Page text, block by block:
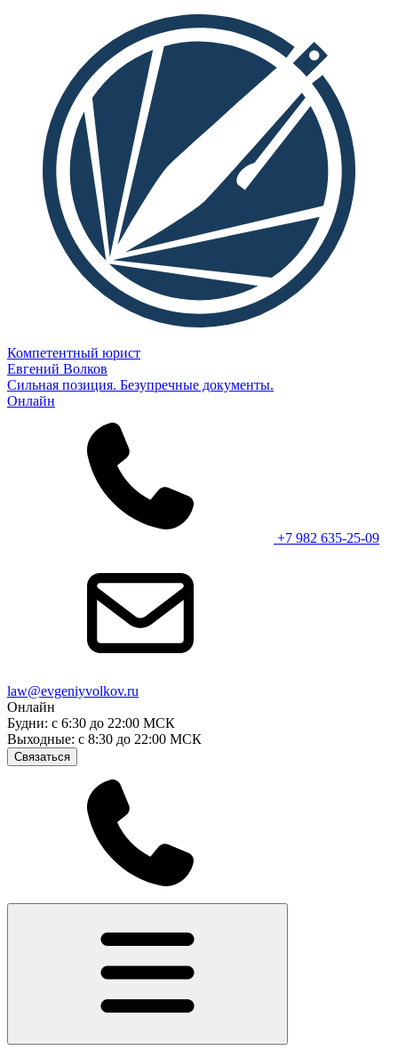
Компетентный юрист
Евгений Волков
Сильная позиция. Безупречные документы.
Онлайн
+7 982 635-25-09
law@evgeniyvolkov.ru
Онлайн
Будни: с 6:30 до 22:00 МСК
Выходные: с 8:30 до 22:00 МСК
Связаться